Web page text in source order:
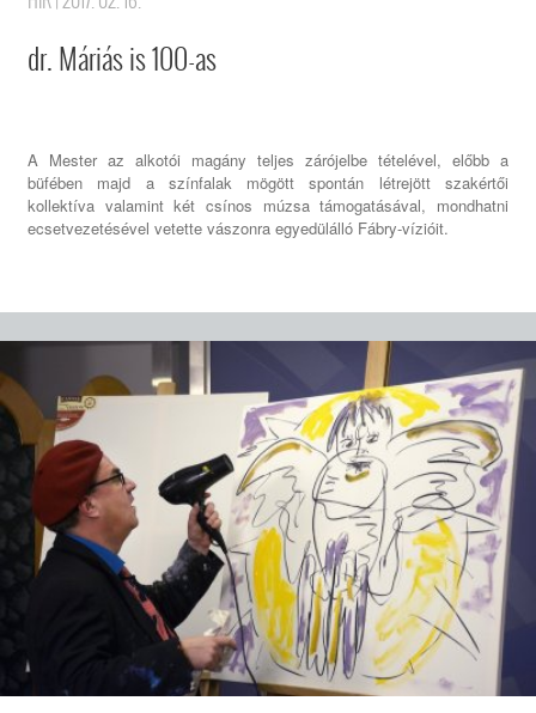
dr. Máriás is 100-as
A Mester az alkotói magány teljes zárójelbe tételével, előbb a
büfében majd a színfalak mögött spontán létrejött szakértői
kollektíva valamint két csínos múzsa támogatásával, mondhatni
ecsetvezetésével vetette vászonra egyedülálló Fábry-vízióit.